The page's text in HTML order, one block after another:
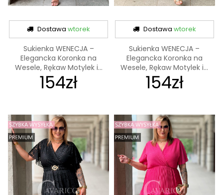
Dostawawtorek
Sukienka WENECJA –
Elegancka Koronka na
Wesele, Rękaw Motylek i...
154zł
Dostawa wtorek
Sukienka WENECJA –
Elegancka Koronka na
Wesele, Rękaw Motylek i...
154zł